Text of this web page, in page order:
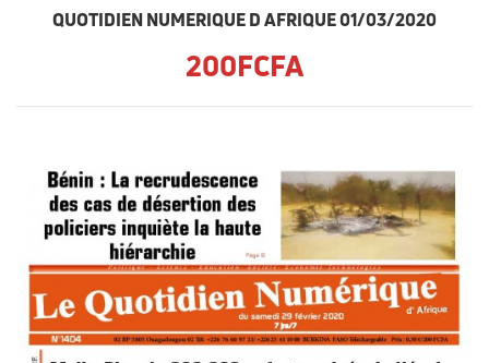
QUOTIDIEN NUMERIQUE D AFRIQUE 01/03/2020
200FCFA